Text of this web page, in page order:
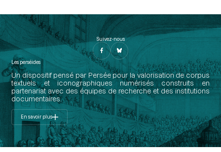
Suivez-nous
Les perséides
Un dispositif pensé par Persée pour la valorisation de corpus
textuels et iconographiques numérisés construits en
partenariat avec des équipes de recherche et des institutions
documentaires.
En savoir plus